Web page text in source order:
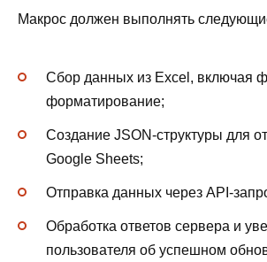
Макрос должен выполнять
Сбор данных из Excel, включая
форматирование;
Создание JSON-структуры для
Google Sheets;
Отправка данных через API-
Обработка ответов сервера и
пользователя об успешном